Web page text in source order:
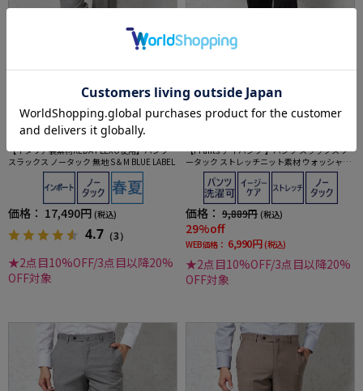
【イタリア製素材REDA FLEXO使用】パンツ
スラックス ノータック 無地 S＆M BLUE LABEL
価格： 17,490円 (税込)
4.7 （3）
★2点目10%OFF/3点目以降20%
OFF対象
【i-Pants-アイパンツ-】パンツ スラックス ノ
ータック ストレッチニット素材 ウォッシャブ
ル シャドウストライプ RUCKEN BACCHAR
価格： 9,889円 (税込)
29%off
WEB価格： 6,990円 (税込)
★2点目10%OFF/3点目以降20%
OFF対象